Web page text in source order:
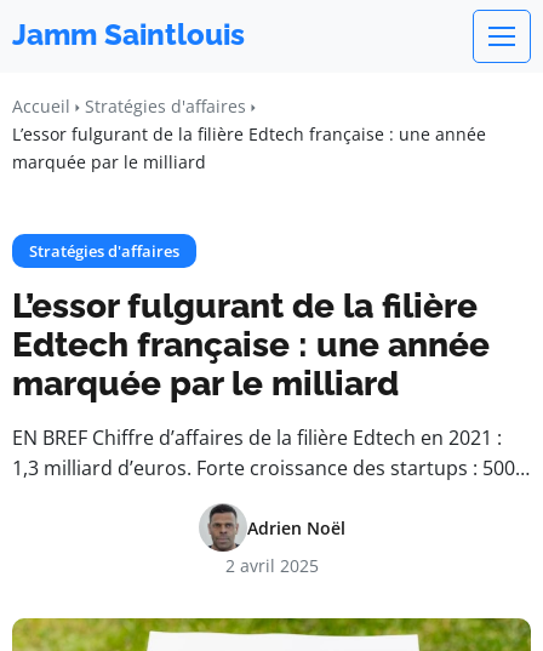
Jamm Saintlouis
Accueil
Stratégies d'affaires
L’essor fulgurant de la filière Edtech française : une année
marquée par le milliard
Stratégies d'affaires
L’essor fulgurant de la filière
Edtech française : une année
marquée par le milliard
EN BREF Chiffre d’affaires de la filière Edtech en 2021 :
1,3 milliard d’euros. Forte croissance des startups : 500…
Adrien Noël
2 avril 2025